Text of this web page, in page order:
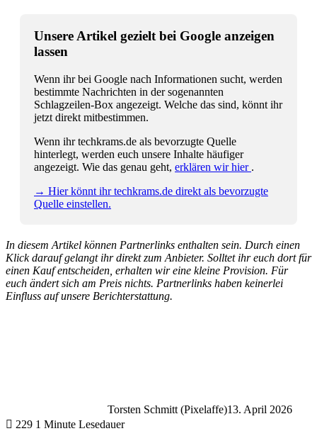
Unsere Artikel gezielt bei Google anzeigen
lassen
Wenn ihr bei Google nach Informationen sucht, werden
bestimmte Nachrichten in der sogenannten
Schlagzeilen-Box angezeigt. Welche das sind, könnt ihr
jetzt direkt mitbestimmen.
Wenn ihr techkrams.de als bevorzugte Quelle
hinterlegt, werden euch unsere Inhalte häufiger
angezeigt. Wie das genau geht, erklären wir hier .
→ Hier könnt ihr techkrams.de direkt als bevorzugte
Quelle einstellen.
In diesem Artikel können Partnerlinks enthalten sein. Durch einen
Klick darauf gelangt ihr direkt zum Anbieter. Solltet ihr euch dort für
einen Kauf entscheiden, erhalten wir eine kleine Provision. Für
euch ändert sich am Preis nichts. Partnerlinks haben keinerlei
Einfluss auf unsere Berichterstattung.
Torsten Schmitt (Pixelaffe)13. April 2026
229 1 Minute Lesedauer